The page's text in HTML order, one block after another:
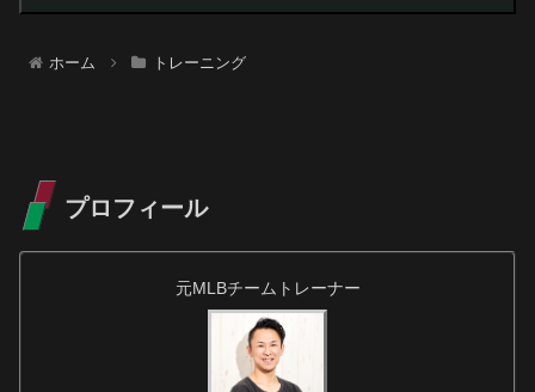
ホーム トレーニング
プロフィール
元MLBチームトレーナー